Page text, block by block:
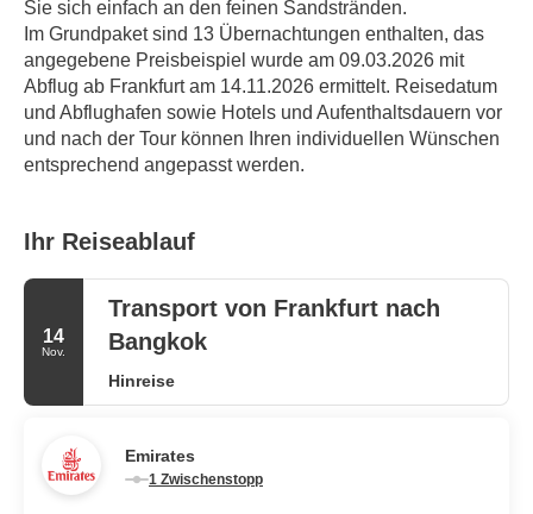
Sie sich einfach an den feinen Sandstränden.
Im Grundpaket sind 13 Übernachtungen enthalten, das
angegebene Preisbeispiel wurde am 09.03.2026 mit
Abflug ab Frankfurt am 14.11.2026 ermittelt. Reisedatum
und Abflughafen sowie Hotels und Aufenthaltsdauern vor
und nach der Tour können Ihren individuellen Wünschen
entsprechend angepasst werden.
Ihr Reiseablauf
14
Nov.
Transport von Frankfurt nach
Bangkok
Hinreise
Emirates
1 Zwischenstopp